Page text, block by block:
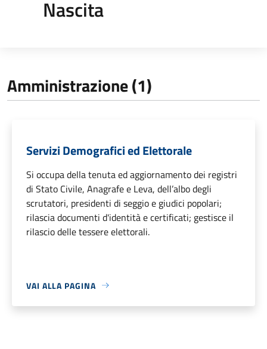
Nascita
Amministrazione (1)
Servizi Demografici ed Elettorale
Si occupa della tenuta ed aggiornamento dei registri
di Stato Civile, Anagrafe e Leva, dell’albo degli
scrutatori, presidenti di seggio e giudici popolari;
rilascia documenti d'identità e certificati; gestisce il
rilascio delle tessere elettorali.
VAI ALLA PAGINA